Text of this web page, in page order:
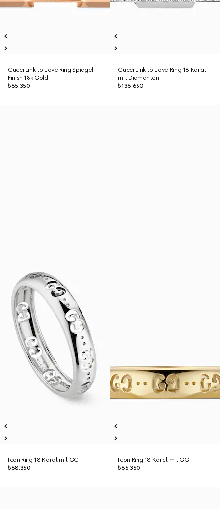
Gucci Link to Love Ring Spiegel-
Finish 18k Gold
₺65.350
Gucci Link to Love Ring 18 Karat
mit Diamanten
₺136.650
Icon Ring 18 Karat mit GG
₺68.350
Icon Ring 18 Karat mit GG
₺65.350